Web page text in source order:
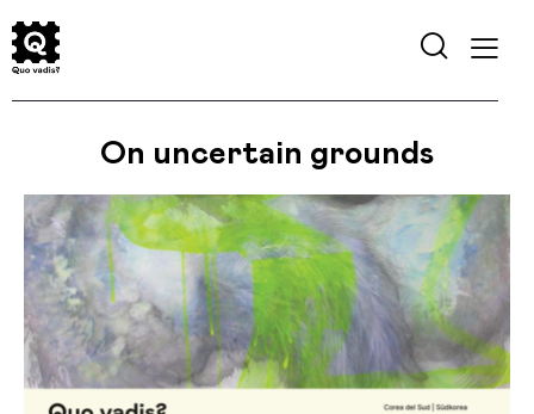
On uncertain grounds